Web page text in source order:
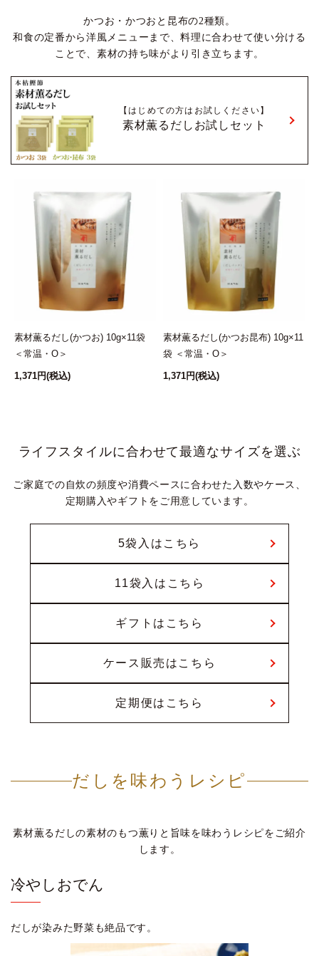
かつお・かつおと昆布の2種類。
和食の定番から洋風メニューまで、料理に合わせて使い分ける
ことで、素材の持ち味がより引き立ちます。
【はじめての方はお試しください】
素材薫るだしお試しセット
素材薫るだし(かつお) 10g×11袋
＜常温・O＞
1,371円(税込)
素材薫るだし(かつお昆布) 10g×11
袋 ＜常温・O＞
1,371円(税込)
ライフスタイルに合わせて最適なサイズを選ぶ
ご家庭での自炊の頻度や消費ペースに合わせた入数やケース、
定期購入やギフトをご用意しています。
5袋入はこちら
11袋入はこちら
ギフトはこちら
ケース販売はこちら
定期便はこちら
だしを味わうレシピ
素材薫るだしの素材のもつ薫りと旨味を味わうレシピをご紹介
します。
冷やしおでん
だしが染みた野菜も絶品です。